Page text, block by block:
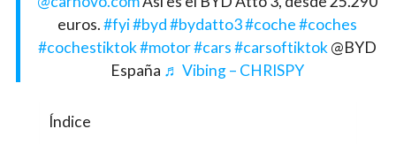
euros.#fyi#byd#bydatto3#coche#coches
#cochestiktok#motor#cars#carsoftiktok@BYD
España ♬ Vibing – CHRISPY
Índice